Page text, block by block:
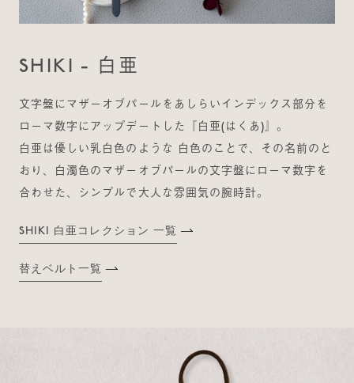
SHIKI - 白亜
文字盤にマザーオブパールをあしらいインデックス部分を
ローマ数字にアップデートした『白亜(はくあ)』。
白亜は優しい乳白色のような 白色のことで、その名前のと
おり、白濁色のマザーオブパールの文字盤にローマ数字を
合わせた、シンプルで大人な雰囲気の腕時計。
SHIKI 白亜コレクション 一覧
替えベルト一覧